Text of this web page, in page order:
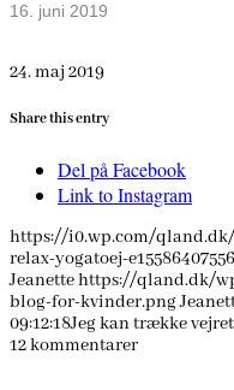
16. juni 2019
24. maj 2019
Share this entry
Del på Facebook
Link to Instagram
https://i0.wp.com/
relax-yogatoej-
Jeanettehttps://qland.dk/
blog-for-kvinder.png
09:12:18Jeg kan trække
12kommentarer